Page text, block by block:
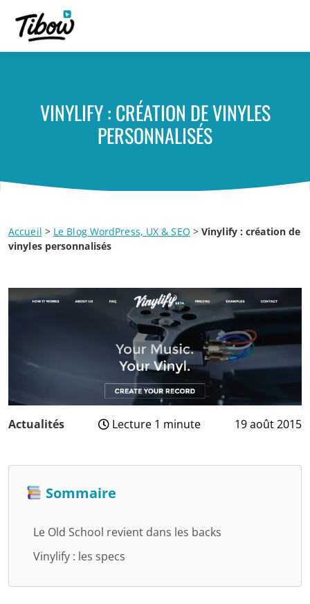
VINYLIFY : CRÉATION DE VINYLES
PERSONNALISÉS
Accueil > Le Blog WordPress, UX & SEO >Vinylify : création de
vinyles personnalisés
Actualités Lecture 1 minute 19 août 2015
3
Sommaire
Le Old School revient dans les backs
Vinylify : les specs